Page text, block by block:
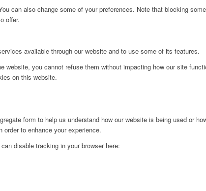
can also change some of your preferences. Note that blocking
offer.
available through our website and to use some of its features.
you cannot refuse them without impacting how our site
on this website.
form to help us understand how our website is being used or
to enhance your experience.
disable tracking in your browser here: